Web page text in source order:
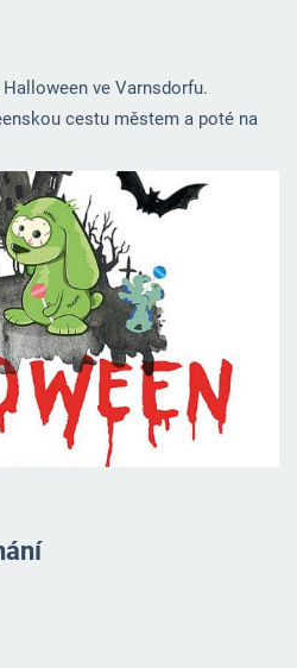
ve Varnsdorfu.
cestu městem a poté na